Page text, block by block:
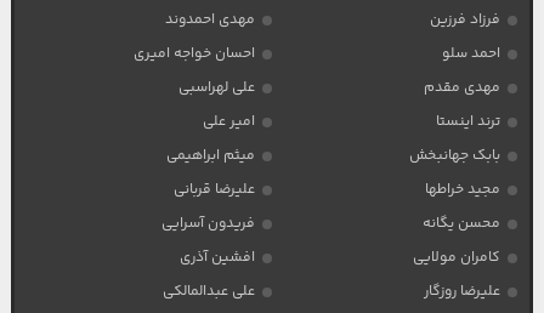
فرزاد فرزین
مهدی احمدوند
احمد سلو
احسان خواجه امیری
مهدی مقدم
علی لهراسبی
ترند اینستا
امیر علی
بابک جهانبخش
میثم ابراهیمی
مجید خراطها
علیرضا قربانی
محسن یگانه
فریدون آسرایی
کامران مولایی
افشین آذری
علیرضا روزگار
علی عبدالمالکی